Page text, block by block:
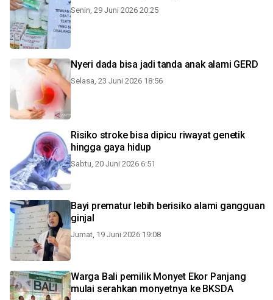
Senin, 29 Juni 2026 20:25
Nyeri dada bisa jadi tanda anak alami GERD
Selasa, 23 Juni 2026 18:56
Risiko stroke bisa dipicu riwayat genetik
hingga gaya hidup
Sabtu, 20 Juni 2026 6:51
Bayi prematur lebih berisiko alami gangguan
ginjal
Jumat, 19 Juni 2026 19:08
Warga Bali pemilik Monyet Ekor Panjang
mulai serahkan monyetnya ke BKSDA